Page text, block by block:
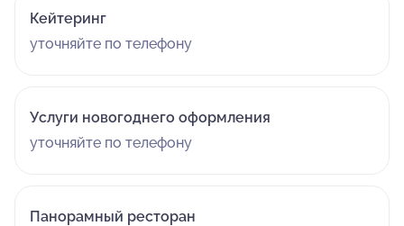
Кейтеринг
уточняйте по телефону
Услуги новогоднего оформления
уточняйте по телефону
Панорамный ресторан